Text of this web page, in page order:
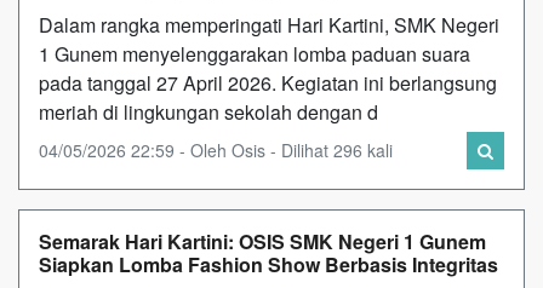
Dalam rangka memperingati Hari Kartini, SMK Negeri
1 Gunem menyelenggarakan lomba paduan suara
pada tanggal 27 April 2026. Kegiatan ini berlangsung
meriah di lingkungan sekolah dengan d
04/05/2026 22:59 - Oleh Osis - Dilihat 296 kali
Semarak Hari Kartini: OSIS SMK Negeri 1 Gunem
Siapkan Lomba Fashion Show Berbasis Integritas